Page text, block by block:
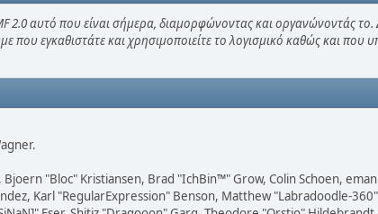
2.0 αυτό που είναι σήμερα, διαμορφώνοντας και οργανώνοντάς
εγκαθιστάτε και χρησιμοποιείτε το λογισμικό καθώς και που
"Bloc" Kristiansen, Brad "IchBin™" Grow, Colin Schoen,
Karl "RegularExpression" Benson, Matthew "Labradoodle-